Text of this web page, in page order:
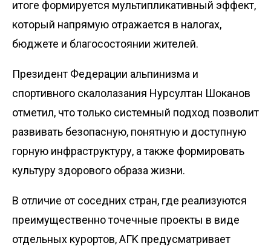
итоге формируется мультипликативный эффект,
который напрямую отражается в налогах,
бюджете и благосостоянии жителей.
Президент Федерации альпинизма и
спортивного скалолазания Нурсултан Шоканов
отметил, что только системный подход позволит
развивать безо­пасную, понятную и доступную
горную инфраструктуру, а также формировать
культуру здорового образа жизни.
В отличие от соседних стран, где реализуются
преимущест­венно точечные проекты в виде
отдельных курортов, AГK предусматривает